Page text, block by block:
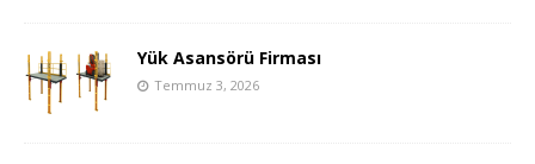
Yük Asansörü Firması
Temmuz 3, 2026